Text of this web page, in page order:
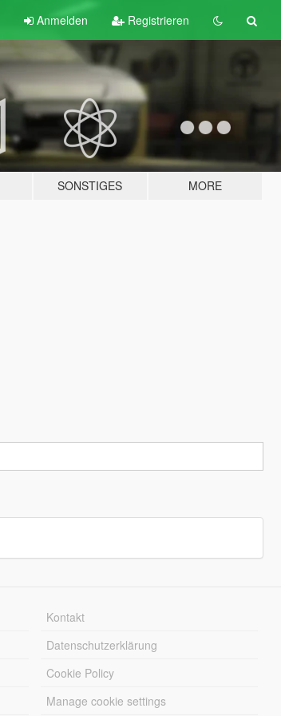
Anmelden Registrieren
SONSTIGES MORE
Kontakt
Datenschutzerklärung
Cookie Policy
Manage cookie settings